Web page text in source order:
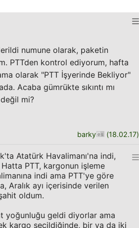
numune olarak, paketin
PTTden kontrol ediyorum, hafta
olarak "PTT İşyerinde Bekliyor"
Acaba gümrükte sıkıntı mı
mi?
barky (18.02.17)
Atatürk Havalimanı'na indi,
PTT, kargonun işleme
indi ama PTT'ye göre
Aralık ayı içerisinde verilen
oldum.
yoğunluğu geldi diyorlar ama
kargo seçildiğinde, bir ya da iki